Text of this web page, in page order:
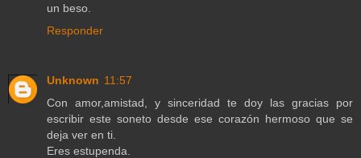
un beso.
Responder
Unknown 11:57
Con amor,amistad, y sinceridad te doy las gracias por
escribir este soneto desde ese corazón hermoso que se
deja ver en ti.
Eres estupenda.